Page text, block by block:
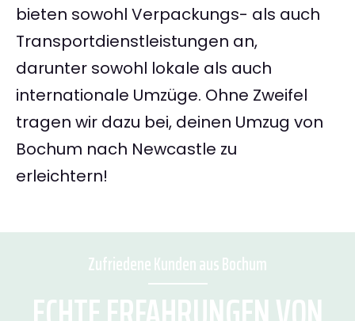
bieten sowohl Verpackungs- als auch
Transportdienstleistungen an,
darunter sowohl lokale als auch
internationale Umzüge. Ohne Zweifel
tragen wir dazu bei, deinen Umzug von
Bochum nach Newcastle zu
erleichtern!
Zufriedene Kunden aus Bochum